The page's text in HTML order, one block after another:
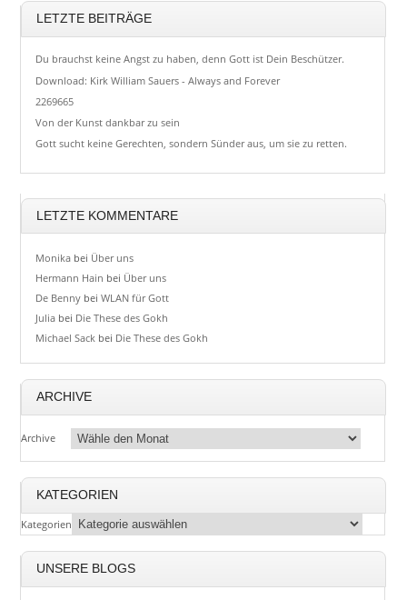
LETZTE BEITRÄGE
Du brauchst keine Angst zu haben, denn Gott ist Dein Beschützer.
Download: Kirk William Sauers - Always and Forever
2269665
Von der Kunst dankbar zu sein
Gott sucht keine Gerechten, sondern Sünder aus, um sie zu retten.
LETZTE KOMMENTARE
Monika bei Über uns
Hermann Hain bei Über uns
De Benny beiWLAN für Gott
Julia bei Die These des Gokh
Michael Sack bei Die These des Gokh
ARCHIVE
Archive
KATEGORIEN
Kategorien
UNSERE BLOGS